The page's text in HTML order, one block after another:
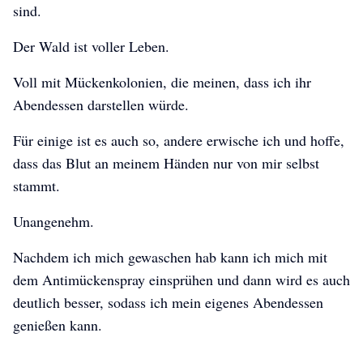
sind.
Der Wald ist voller Leben.
Voll mit Mückenkolonien, die meinen, dass ich ihr
Abendessen darstellen würde.
Für einige ist es auch so, andere erwische ich und hoffe,
dass das Blut an meinem Händen nur von mir selbst
stammt.
Unangenehm.
Nachdem ich mich gewaschen hab kann ich mich mit
dem Antimückenspray einsprühen und dann wird es auch
deutlich besser, sodass ich mein eigenes Abendessen
genießen kann.